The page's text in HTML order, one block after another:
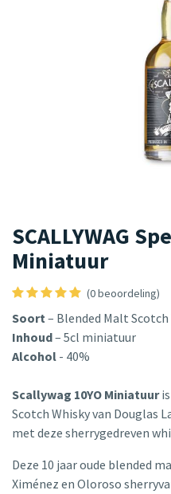
SCALLYWAG
Miniatuur
(0 beoordeling)
Soort– Blended Malt Scotch
Inhoud– 5cl miniatuur
Alcohol - 40%
Scallywag 10YO Miniatuuris
Scotch Whisky van Douglas
met deze sherrygedreven
Deze 10 jaar oude blended
Ximénez en Oloroso